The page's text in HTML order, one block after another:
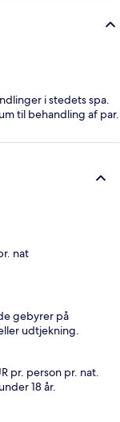
i stedets spa.
til behandling af par.
nat
gebyrer på
udtjekning.
pr. person pr. nat.
18 år.